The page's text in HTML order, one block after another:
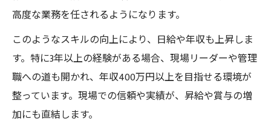
高度な業務を任されるようになります。
このようなスキルの向上により、日給や年収も上昇しま
す。特に3年以上の経験がある場合、現場リーダーや管理
職への道も開かれ、年収400万円以上を目指せる環境が
整っています。現場での信頼や実績が、昇給や賞与の増
加にも直結します。